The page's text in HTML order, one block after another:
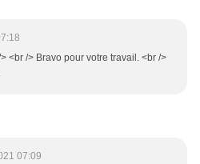
<br /> Bravo pour votre travail. <br />
07:09